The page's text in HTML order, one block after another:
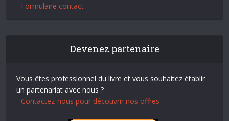
- Formulaire contact
Devenez partenaire
Vous êtes professionnel du livre et vous souhaitez établir
un partenariat avec nous ?
- Contactez-nous pour découvrir nos offres